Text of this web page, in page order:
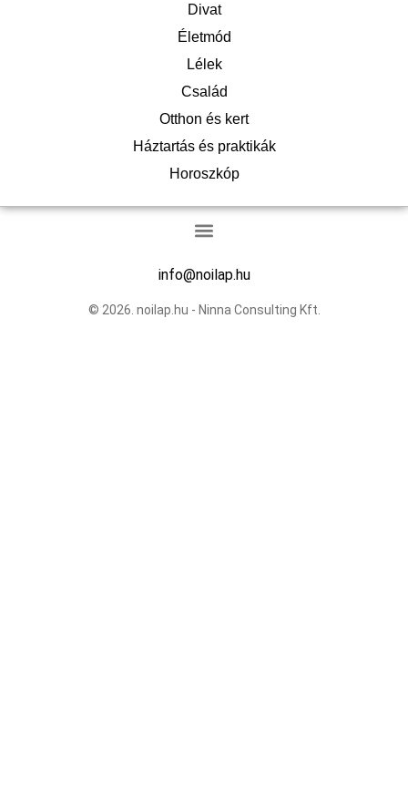
Divat
Életmód
Lélek
Család
Otthon és kert
Háztartás és praktikák
Horoszkóp
info@noilap.hu
© 2026. noilap.hu - Ninna Consulting Kft.